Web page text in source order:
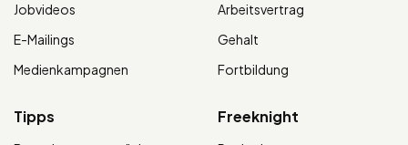
Jobvideos
E-Mailings
Medienkampagnen
Arbeitsvertrag
Gehalt
Fortbildung
Tipps Freeknight